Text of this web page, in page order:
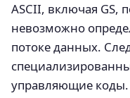
ASCII, включая GS,
невозможно
потоке данных.
управляющие коды.